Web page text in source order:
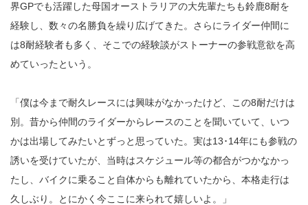
界GPでも活躍した母国オーストラリアの大先輩たちも鈴鹿8耐を
経験し、数々の名勝負を繰り広げてきた。さらにライダー仲間に
は8耐経験者も多く、そこでの経験談がストーナーの参戦意欲を高
めていったという。
「僕は今まで耐久レースには興味がなかったけど、この8耐だけは
別。昔から仲間のライダーからレースのことを聞いていて、いつ
かは出場してみたいとずっと思っていた。実は13･14年にも参戦の
誘いを受けていたが、当時はスケジュール等の都合がつかなかっ
たし、バイクに乗ること自体からも離れていたから、本格走行は
久しぶり。とにかく今ここに来られて嬉しいよ。」